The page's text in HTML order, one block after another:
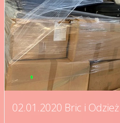
02.01.2020 Bric i